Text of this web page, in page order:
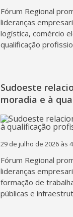
Fórum Regional
lideranças
logística, comércio
qualificação
Sudoeste
moradia e à
29 de julho de 2026 às
Fórum Regional
lideranças
formação de
públicas e